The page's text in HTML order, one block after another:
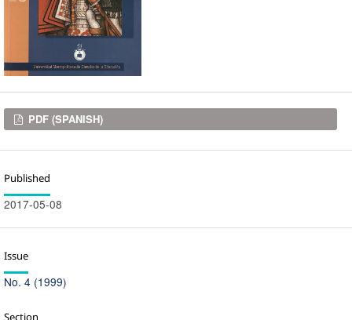
Downloads
PDF (SPANISH)
Published
2017-05-08
Issue
No. 4 (1999)
Section